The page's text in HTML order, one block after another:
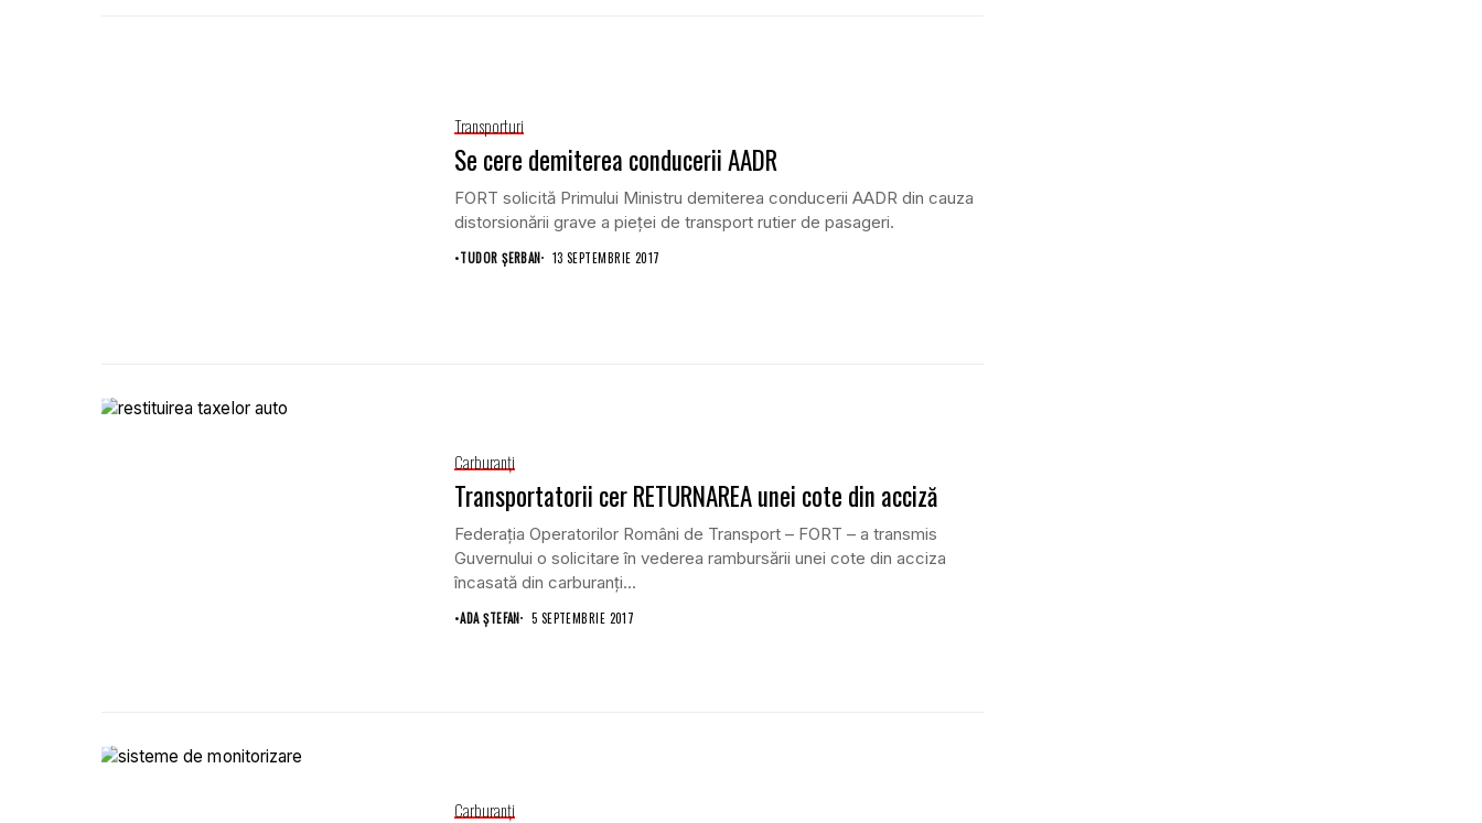
Transporturi
Se cere demiterea conducerii AADR
FORT solicită Primului Ministru demiterea conducerii AADR din cauza
distorsionării grave a pieței de transport rutier de pasageri.
•TUDOR ȘERBAN 13 SEPTEMBRIE 2017
Carburanţi
Transportatorii cer RETURNAREA unei cote din acciză
Federaţia Operatorilor Români de Transport – FORT – a transmis
Guvernului o solicitare în vederea rambursării unei cote din acciza
încasată din carburanţi...
•ADA ȘTEFAN 5 SEPTEMBRIE 2017
Carburanţi